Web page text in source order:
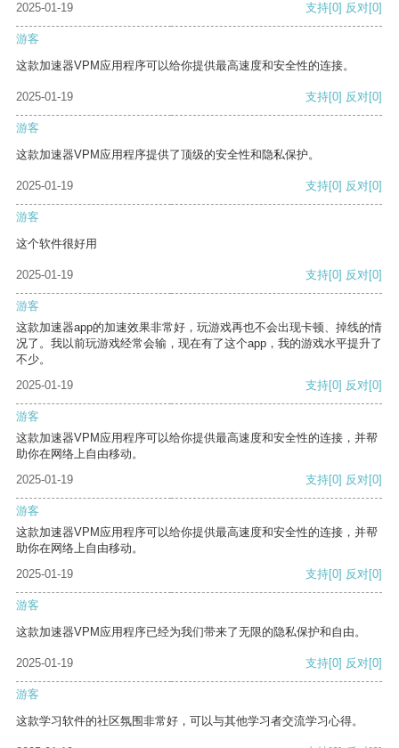
2025-01-19 支持[0] 反对[0]
游客
这款加速器VPM应用程序可以给你提供最高速度和安全性的连接。
2025-01-19 支持[0] 反对[0]
游客
这款加速器VPM应用程序提供了顶级的安全性和隐私保护。
2025-01-19 支持[0] 反对[0]
游客
这个软件很好用
2025-01-19 支持[0] 反对[0]
游客
这款加速器app的加速效果非常好，玩游戏再也不会出现卡顿、掉线的情
况了。我以前玩游戏经常会输，现在有了这个app，我的游戏水平提升了
不少。
2025-01-19
支持[0] 反对[0]
游客
这款加速器VPM应用程序可以给你提供最高速度和安全性的连接，并帮
助你在网络上自由移动。
2025-01-19
支持[0] 反对[0]
游客
这款加速器VPM应用程序可以给你提供最高速度和安全性的连接，并帮
助你在网络上自由移动。
2025-01-19
支持[0] 反对[0]
游客
这款加速器VPM应用程序已经为我们带来了无限的隐私保护和自由。
2025-01-19 支持[0] 反对[0]
游客
这款学习软件的社区氛围非常好，可以与其他学习者交流学习心得。